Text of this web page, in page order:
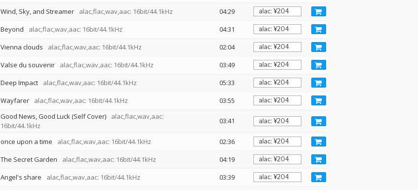
Wind, Sky, and Streamer alac,flac,wav,aac: 16bit/44.1kHz
04:29
Beyond alac,flac,wav,aac: 16bit/44.1kHz
04:31
Vienna clouds alac,flac,wav,aac: 16bit/44.1kHz
02:04
Valse du souvenir alac,flac,wav,aac: 16bit/44.1kHz
03:49
Deep Impact alac,flac,wav,aac: 16bit/44.1kHz
05:33
Wayfarer alac,flac,wav,aac: 16bit/44.1kHz 03:55
Good News, Good Luck (Self Cover)
alac,flac,wav,aac:
16bit/44.1kHz
03:41
once upon a time alac,flac,wav,aac: 16bit/44.1kHz
02:36
The Secret Garden alac,flac,wav,aac: 16bit/44.1kHz
04:19
Angel's share alac,flac,wav,aac: 16bit/44.1kHz 03:39